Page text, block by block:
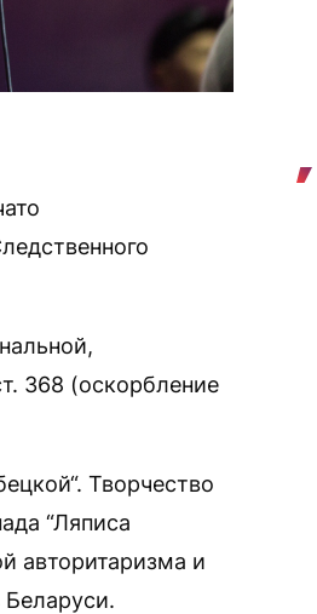
368 (оскорбление
Творчество
“Ляписа
авторитаризма и